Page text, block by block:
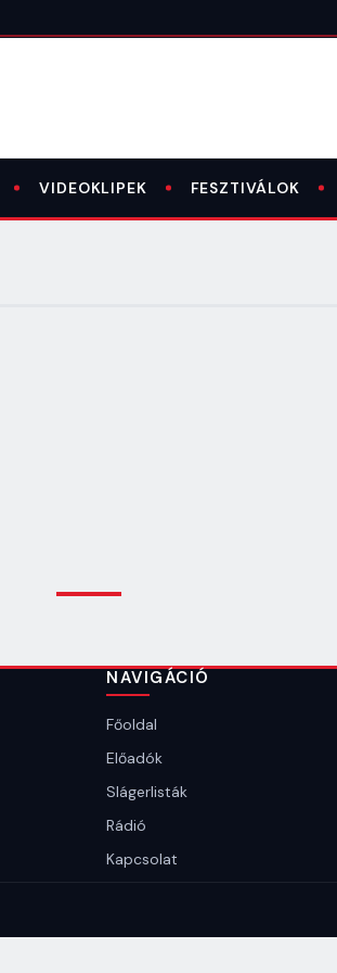
VIDEOKLIPEK FESZTIVÁLOK
NAVIGÁCIÓ
Főoldal
Előadók
Slágerlisták
Rádió
Kapcsolat